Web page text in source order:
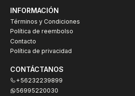
INFORMACIÓN
Términos y Condiciones
Política de reembolso
Contacto
Política de privacidad
CONTÁCTANOS
+56232239899
56995220030